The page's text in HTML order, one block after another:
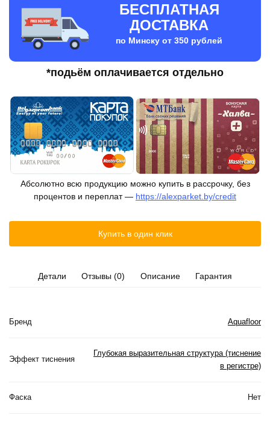
БЕСПЛАТНАЯ
ДОСТАВКА
по Минску от 350 рублей
*подьём оплачивается отдельно
Абсолютно всю продукцию можно купить в рассрочку, без
процентов и переплат — https://alexparket.by/credit
Купить в один клик
Детали Отзывы (0) Описание Гарантия
Бренд Aquafloor
Эффект тиснения
Глубокая выразительная структура (тиснение
в регистре)
Фаска Нет